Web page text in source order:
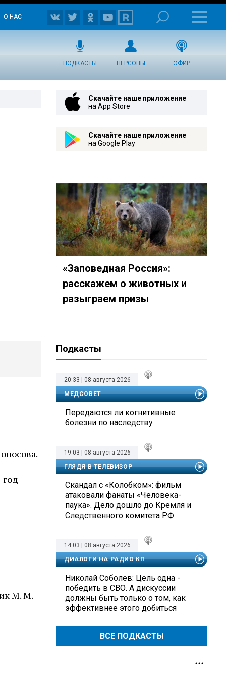
О НАС
ПОДКАСТЫ ПЕРСОНЫ ЭФИР
М. М.
Скачайте наше приложение
на App Store
Скачайте наше приложение
на Google Play
«Заповедная Россия»:
расскажем о животных и
разыграем призы
Подкасты
20:33 | 08 августа 2026
МЕДСОВЕТ
Передаются ли когнитивные
болезни по наследству
19:03 | 08 августа 2026
ГЛЯДЯ В ТЕЛЕВИЗОР
Скандал с «Колобком»: фильм
атаковали фанаты «Человека-
паука». Дело дошло до Кремля и
Следственного комитета РФ
14:03 | 08 августа 2026
ДИАЛОГИ НА РАДИО КП
Николай Соболев: Цель одна -
победить в СВО. А дискуссии
должны быть только о том, как
эффективнее этого добиться
ВСЕ ПОДКАСТЫ